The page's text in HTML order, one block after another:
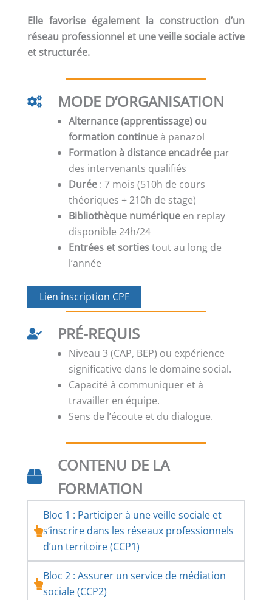
Elle favorise également la construction d’un
réseau professionnel et une veille sociale active
et structurée.
MODE D’ORGANISATION
Alternance (apprentissage) ou
formation continueà panazol
Formation à distance encadrée par
des intervenants qualifiés
Durée : 7 mois (510h de cours
théoriques + 210h de stage)
Bibliothèque numérique en replay
disponible 24h/24
Entrées et sortiestout au long de
l’année
Lien inscription CPF
PRÉ-REQUIS
Niveau 3 (CAP, BEP) ou expérience
significative dans le domaine social.
Capacité à communiquer et à
travailler en équipe.
Sens de l’écoute et du dialogue.
CONTENU DE LA
FORMATION
Bloc 1 : Participer à une veille sociale et
s’inscrire dans les réseaux professionnels
d’un territoire (CCP1)
Bloc 2 : Assurer un service de médiation
sociale (CCP2)